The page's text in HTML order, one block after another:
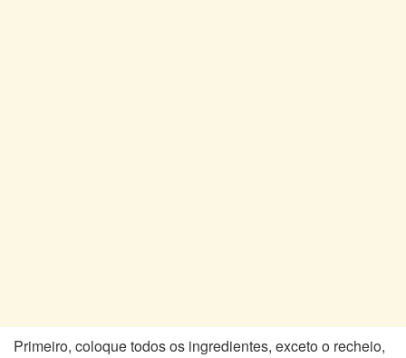
Primeiro, coloque todos os ingredientes, exceto o recheio,